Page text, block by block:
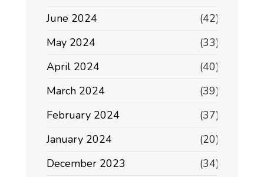
June 2024
(42)
May 2024
(33)
April 2024
(40)
March 2024
(39)
February 2024
(37)
January 2024
(20)
December 2023
(34)